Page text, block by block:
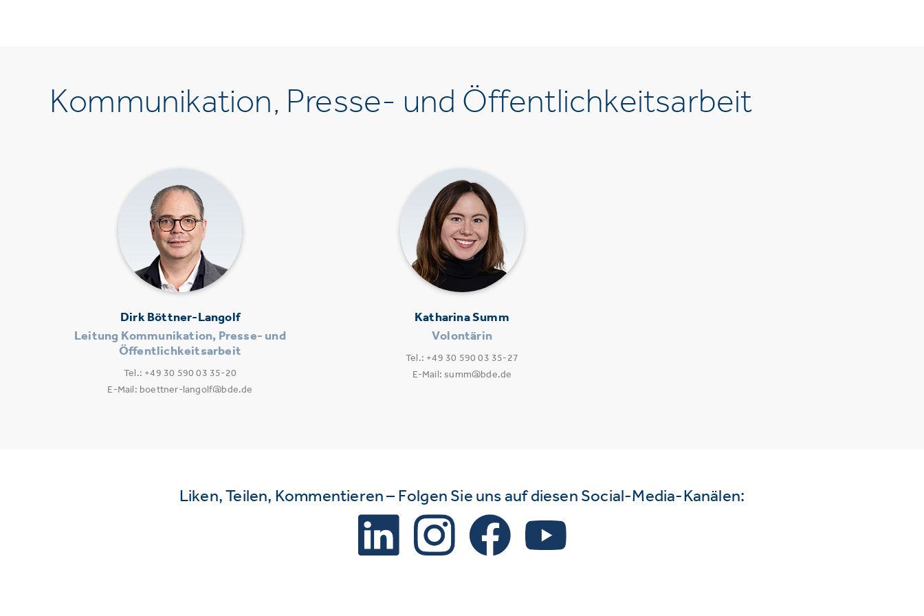
Kommunikation, Presse- und Öffentlichkeitsarbeit
Dirk Böttner-Langolf
Leitung Kommunikation, Presse- und
Öffentlichkeitsarbeit
Tel.: +49 30 590 03 35-20
E-Mail: boettner-langolf@bde.de
Katharina Summ
Volontärin
Tel.: +49 30 590 03 35-27
E-Mail: summ@bde.de
Liken, Teilen, Kommentieren – Folgen Sie uns auf diesen Social-Media-Kanälen: